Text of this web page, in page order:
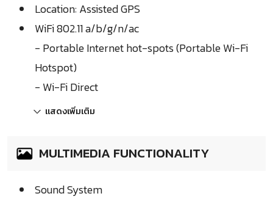
Location: Assisted GPS
WiFi 802.11 a/b/g/n/ac
- Portable Internet hot-spots (Portable Wi-Fi
Hotspot)
- Wi-Fi Direct
แสดงเพิ่มเติม
MULTIMEDIA FUNCTIONALITY
Sound System